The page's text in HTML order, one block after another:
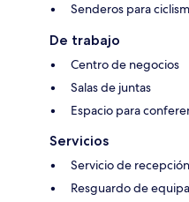
Senderos para
De trabajo
Centro de negocios
Salas de juntas
Espacio para
Servicios
Servicio de
Resguardo de